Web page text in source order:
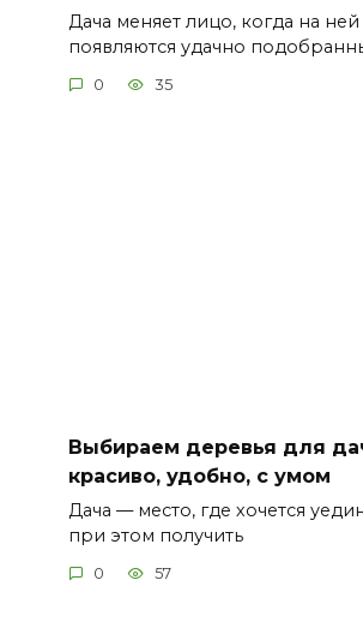
Дача меняет лицо, когда на ней
появляются удачно
0 35
Выбираем деревья для
красиво, удобно, с умом
Дача — место, где хочется
при этом получить
0 57